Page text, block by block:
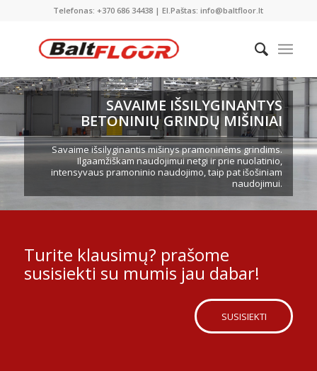
Telefonas: +370 686 34438 | El.Paštas: info@baltfloor.lt
SAVAIME IŠSILYGINANTYS
BETONINIŲ GRINDŲ MIŠINIAI
Savaime išsilyginantis mišinys pramoninėms grindims.
Ilgaamžiškam naudojimui netgi ir prie nuolatinio,
intensyvaus pramoninio naudojimo, taip pat išošiniam
naudojimui.
Turite klausimų? prašome
susisiekti su mumis jau dabar!
SUSISIEKTI